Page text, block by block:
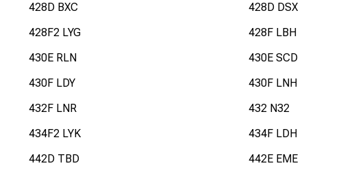
428D BXC 428D DSX
428F2 LYG 428F LBH
430E RLN 430E SCD
430F LDY 430F LNH
432F LNR 432 N32
434F2 LYK 434F LDH
442D TBD 442E EME